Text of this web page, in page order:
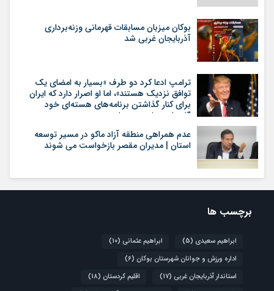
بوکان میزبان مسابقات قهرمانی وزنه‌برداری
آذربایجان غربی شد
ترامپ ادعا کرد دو طرف «بسیار به امضای یک
توافق نزدیک هستند»، اما او اصرار دارد که ایران
برای کنار گذاشتن برنامه‌های هسته‌ای خود
گام‌های بیشتری بردارد
عدم همراهی منطقه آزاد ماکو در مسیر توسعه
استان | مدیران مقصر بازخواست می شوند
برچسب ها
ابراهیم سعیدی (5) ابراهیم عثمانی (10)
اداره ورزش و جوانان شهرستان بوکان (6)
استاندار آذربایجان غربی (17) اقلیم کردستان (18)